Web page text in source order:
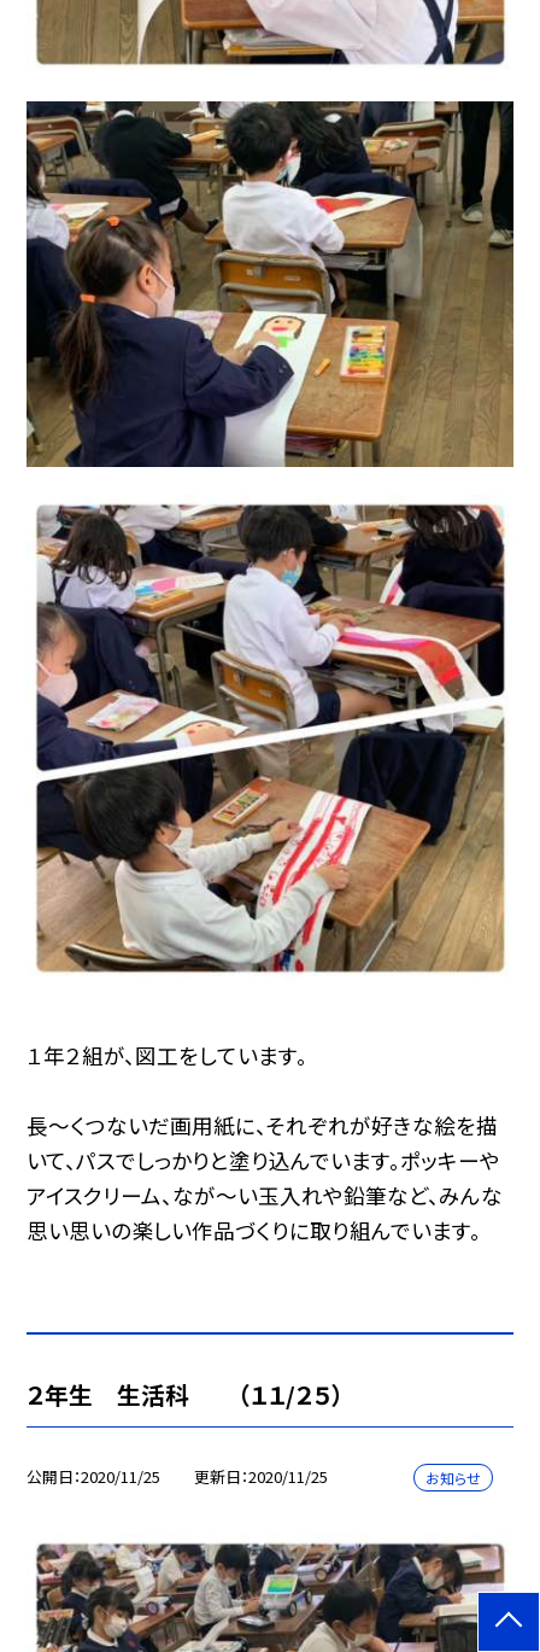
１年２組が、図工をしています。
長〜くつないだ画用紙に、それぞれが好きな絵を描
いて、パスでしっかりと塗り込んでいます。ポッキーや
アイスクリーム、なが〜い玉入れや鉛筆など、みんな
思い思いの楽しい作品づくりに取り組んでいます。
２年生 生活科 （１１/２５）
公開日 2020/11/25 更新日 2020/11/25 お知らせ